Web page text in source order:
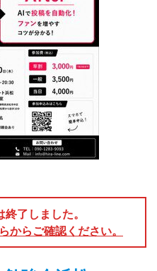
了しました。
からご確認ください。